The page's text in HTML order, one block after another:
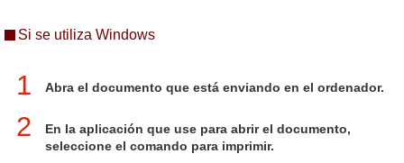
Si se utiliza Windows
1 Abra el documento que está enviando en el ordenador.
2
En la aplicación que use para abrir el documento,
seleccione el comando para imprimir.